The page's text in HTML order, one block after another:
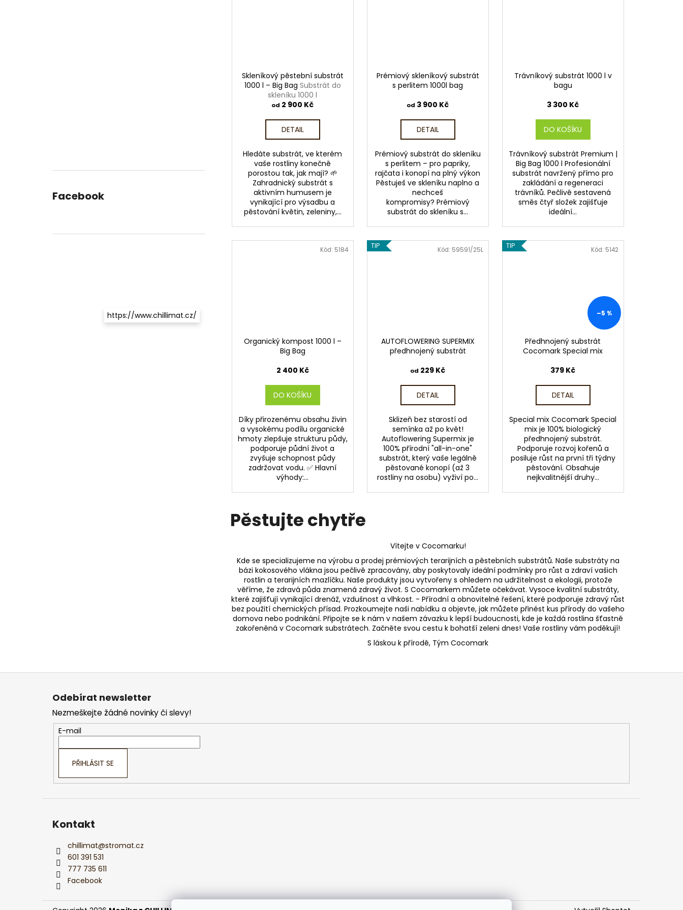
Facebook
https://www.chillimat.cz/
Skleníkový pěstební substrát
1000 l – Big Bag Substrát do
skleníku 1000 l
od 2 900 Kč
DETAIL
Hledáte substrát, ve kterém
vaše rostliny konečně
porostou tak, jak mají? 🌱
Zahradnický substrát s
aktivním humusem je
vynikající pro výsadbu a
pěstování květin, zeleniny,...
Prémiový skleníkový substrát
s perlitem 1000l bag
od 3 900 Kč
DETAIL
Prémiový substrát do skleníku
s perlitem – pro papriky,
rajčata i konopí na plný výkon
Pěstuješ ve skleníku naplno a
nechceš
kompromisy? Prémiový
substrát do skleníku s...
Trávníkový substrát 1000 l v
bagu
3 300 Kč
DO KOŠÍKU
Trávníkový substrát Premium |
Big Bag 1000 l Profesionální
substrát navržený přímo pro
zakládání a regeneraci
trávníků. Pečlivě sestavená
směs čtyř složek zajišťuje
ideální...
Organický kompost 1000 l –
Big Bag
2 400 Kč
DO KOŠÍKU
Díky přirozenému obsahu živin
a vysokému podílu organické
hmoty zlepšuje strukturu půdy,
podporuje půdní život a
zvyšuje schopnost půdy
zadržovat vodu. ✅ Hlavní
výhody:...
Kód: 5184 TIP
AUTOFLOWERING SUPERMIX
předhnojený substrát
od 229 Kč
DETAIL
Sklizeň bez starostí od
semínka až po květ!
Autoflowering Supermix je
100% přírodní "all-in-one"
substrát, který vaše legálně
pěstované konopí (až 3
rostliny na osobu) vyživí po...
Kód: 59591/25L TIP
–5 %
Předhnojený substrát
Cocomark Special mix
379 Kč
DETAIL
Special mix Cocomark Special
mix je 100% biologický
předhnojený substrát.
Podporuje rozvoj kořenů a
posiluje růst na první tři týdny
pěstování. Obsahuje
nejkvalitnější druhy...
Kód: 5142
Pěstujte chytře
Vítejte v Cocomarku!
Kde se specializujeme na výrobu a prodej prémiových terarijních a pěstebních substrátů. Naše substráty na
bázi kokosového vlákna jsou pečlivě zpracovány, aby poskytovaly ideální podmínky pro růst a zdraví vašich
rostlin a terarijních mazlíčku. Naše produkty jsou vytvořeny s ohledem na udržitelnost a ekologii, protože
věříme, že zdravá půda znamená zdravý život. S Cocomarkem můžete očekávat. Vysoce kvalitní substráty,
které zajišťují vynikající drenáž, vzdušnost a vlhkost. - Přírodní a obnovitelné řešení, které podporuje zdravý růst
bez použití chemických přísad. Prozkoumejte naši nabídku a objevte, jak můžete přinést kus přírody do vašeho
domova nebo podnikání. Připojte se k nám v našem závazku k lepší budoucnosti, kde je každá rostlina šťastně
zakořeněná v Cocomark substrátech. Začněte svou cestu k bohatší zeleni dnes! Vaše rostliny vám poděkují!
S láskou k přírodě, Tým Cocomark
Z
Odebírat newsletter
Nezmeškejte žádné novinky či slevy!
E-mail
PŘIHLÁSIT SE
Kontakt
chillimat@stromat.cz
601 391 531
777 735 611
Facebook